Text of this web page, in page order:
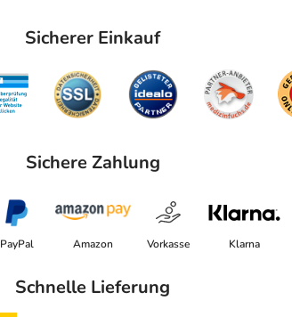
Sicherer Einkauf
Sichere Zahlung
PayPal Amazon Vorkasse Klarna
Schnelle Lieferung